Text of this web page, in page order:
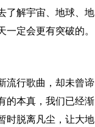
了解宇宙、地球、地
定会更有突破的。
流行歌曲，却未曾谛
的本真，我们已经渐
时脱离凡尘，让大地